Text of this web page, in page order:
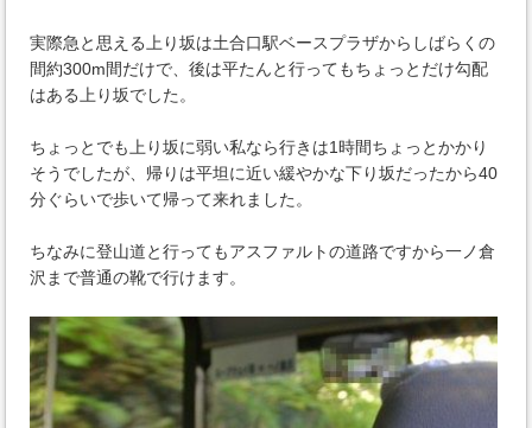
実際急と思える上り坂は土合口駅ベースプラザからしばらくの
間約300m間だけで、後は平たんと行ってもちょっとだけ勾配
はある上り坂でした。
ちょっとでも上り坂に弱い私なら行きは1時間ちょっとかかり
そうでしたが、帰りは平坦に近い緩やかな下り坂だったから40
分ぐらいで歩いて帰って来れました。
ちなみに登山道と行ってもアスファルトの道路ですから一ノ倉
沢まで普通の靴で行けます。